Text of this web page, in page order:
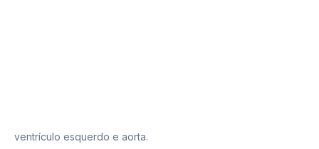
ventrículo esquerdo e aorta.